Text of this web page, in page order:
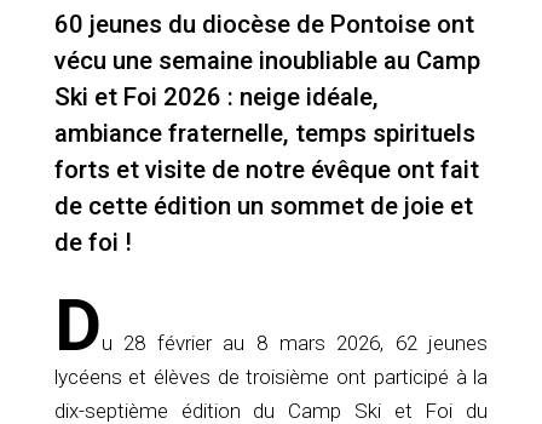
60 jeunes du diocèse de Pontoise ont
vécu une semaine inoubliable au Camp
Ski et Foi 2026 : neige idéale,
ambiance fraternelle, temps spirituels
forts et visite de notre évêque ont fait
de cette édition un sommet de joie et
de foi !
Du 28 février au 8 mars 2026, 62 jeunes
lycéens et élèves de troisième ont participé à la
dix-septième édition du Camp Ski et Foi du